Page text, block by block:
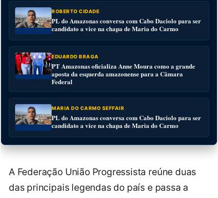
ROBERTO CIDADE
PL do Amazonas conversa com Cabo Daciolo para ser
candidato a vice na chapa de Maria do Carmo
EDUARDO BRAGA
PT Amazonas oficializa Anne Moura como a grande
aposta da esquerda amazonense para a Câmara
Federal
MARIA DO CARMO SEFFAIR
PL do Amazonas conversa com Cabo Daciolo para ser
candidato a vice na chapa de Maria do Carmo
A Federação União Progressista reúne duas
das principais legendas do país e passa a